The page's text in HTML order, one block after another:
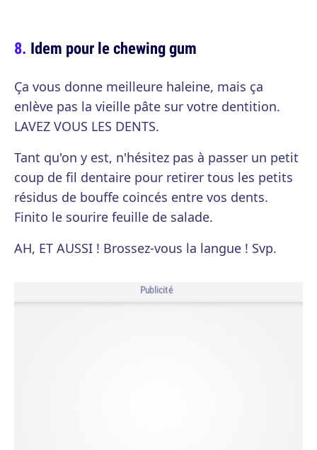
Idem pour le chewing gum
Ça vous donne meilleure haleine, mais ça
enlève pas la vieille pâte sur votre dentition.
LAVEZ VOUS LES DENTS.
Tant qu'on y est, n'hésitez pas à passer un petit
coup de fil dentaire pour retirer tous les petits
résidus de bouffe coincés entre vos dents.
Finito le sourire feuille de salade.
AH, ET AUSSI ! Brossez-vous la langue ! Svp.
Publicité